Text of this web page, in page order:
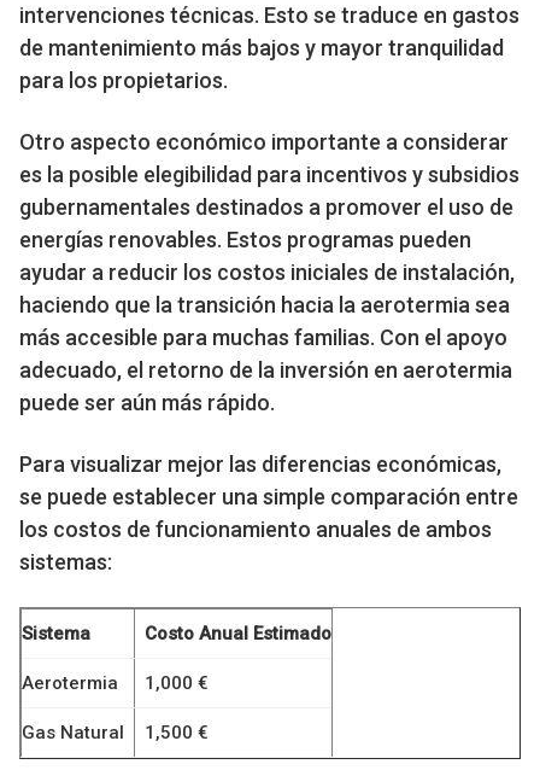
intervenciones técnicas. Esto se traduce en gastos
de mantenimiento más bajos y mayor tranquilidad
para los propietarios.
Otro aspecto económico importante a considerar
es la posible elegibilidad para incentivos y subsidios
gubernamentales destinados a promover el uso de
energías renovables. Estos programas pueden
ayudar a reducir los costos iniciales de instalación,
haciendo que la transición hacia la aerotermia sea
más accesible para muchas familias. Con el apoyo
adecuado, el retorno de la inversión en aerotermia
puede ser aún más rápido.
Para visualizar mejor las diferencias económicas,
se puede establecer una simple comparación entre
los costos de funcionamiento anuales de ambos
sistemas:
Sistema Costo Anual Estimado
Aerotermia 1,000 €
Gas Natural 1,500 €